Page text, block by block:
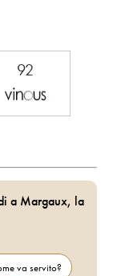
92
a Margaux, la
va servito?